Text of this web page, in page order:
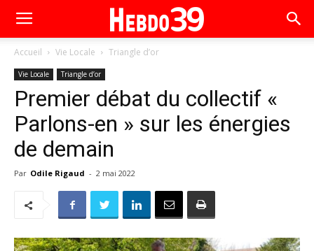
Accueil Vie Locale Triangle d’or
Vie Locale Triangle d’or
Premier débat du collectif «
Parlons-en » sur les énergies
de demain
Par Odile Rigaud - 2 mai 2022